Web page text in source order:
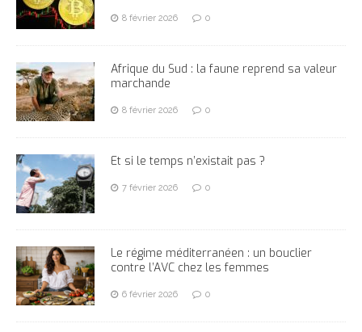
8 février 2026 0
Afrique du Sud : la faune reprend sa valeur
marchande
8 février 2026 0
Et si le temps n’existait pas ?
7 février 2026 0
Le régime méditerranéen : un bouclier
contre l’AVC chez les femmes
6 février 2026 0